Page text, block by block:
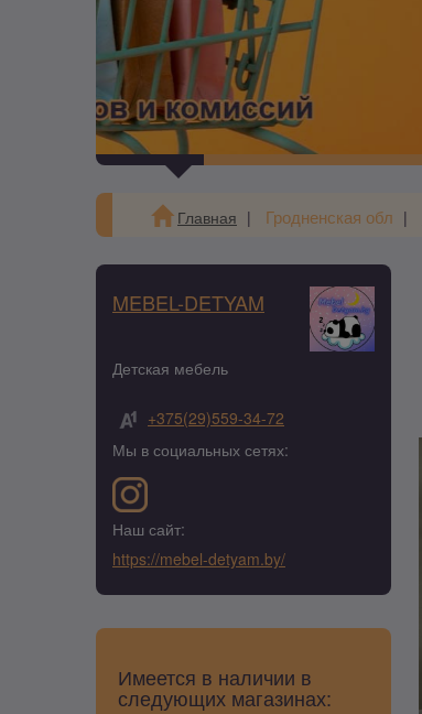
Главная Гродненская обл
MEBEL-DETYAM
Детская мебель
+375(29)559-34-72
Мы в социальных сетях:
Наш сайт:
https://mebel-detyam.by/
Имеется в наличии в
следующих магазинах: